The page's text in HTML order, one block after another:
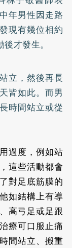
年男性因走路
現有幾位相約
才發生。
立，然後再長
皆如此。而男
時間站立或從
過度，例如站
這些活動都會
對足底筋膜的
如結構上有導
高弓足或足跟
療可口服止痛
間站立、搬重